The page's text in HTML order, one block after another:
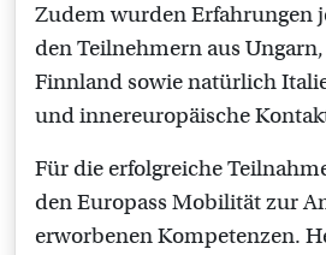
Zudem wurden Erfahrungen
den Teilnehmern aus
Finnland sowie natürlich
und innereuropäische
Für die erfolgreiche
den Europass Mobilität zur
erworbenen Kompetenzen.